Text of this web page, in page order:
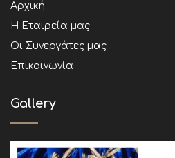
Αρχική
Η Εταιρεία μας
Οι Συνεργάτες μας
Επικοινωνία
Gallery